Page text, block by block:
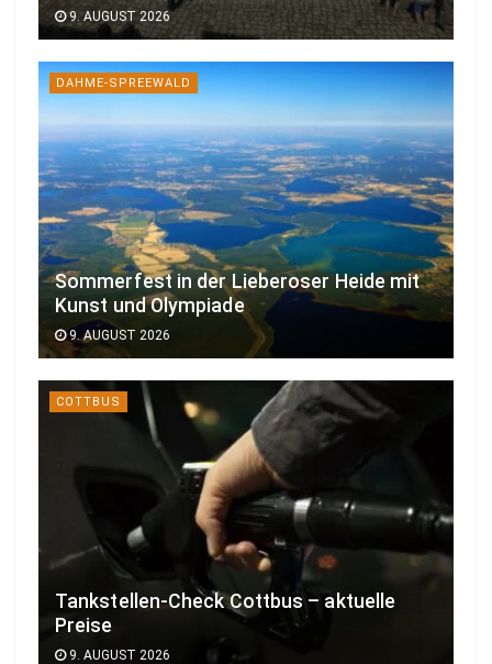
9. AUGUST 2026
DAHME-SPREEWALD
Sommerfest in der Lieberoser Heide mit
Kunst und Olympiade
9. AUGUST 2026
COTTBUS
Tankstellen-Check Cottbus – aktuelle
Preise
9. AUGUST 2026